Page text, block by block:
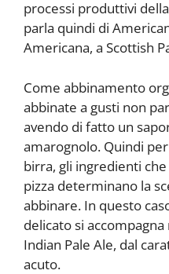
processi produttivi
parla quindi di
Americana, a Scottish
Come abbinamento
abbinate a gusti non
avendo di fatto un
amarognolo. Quindi
birra, gli ingredienti
pizza determinano la
abbinare. In questo
delicato si
Indian Pale Ale, dal
acuto.